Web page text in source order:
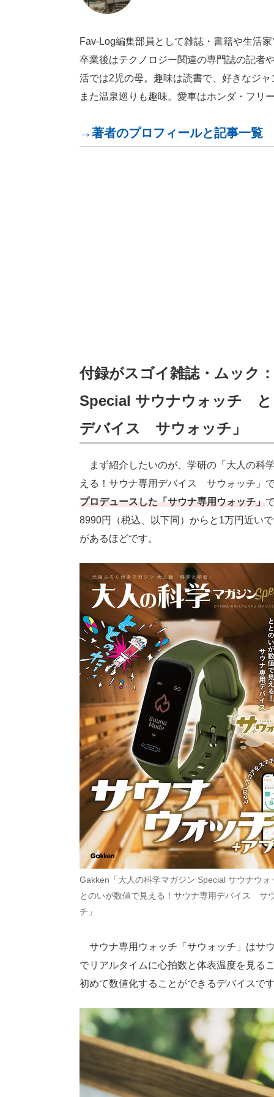
Fav-Log編集部員として雑誌・書籍や生活
卒業後はテクノロジー関連の専門誌の記者
活では2児の母。趣味は読書で、好きなジ
また温泉巡りも趣味。愛車はホンダ・フリ
→著者のプロフィールと記事一覧
付録がスゴイ雑誌・ムック
Special サウナウォッチ と
デバイス サウォッチ」
まず紹介したいのが、学研の「大人の科
える！サウナ専用デバイス サウォッチ」
プロデュースした「サウナ専用ウォッチ」
8990円（税込、以下同）からと1万円近い
があるほどです。
Gakken「大人の科学マガジン Special サウナウ
とのいが数値で見える！サウナ専用デバイス サ
チ」
サウナ専用ウォッチ「サウォッチ」はサ
でリアルタイムに心拍数と体表温度を見る
初めて数値化することができるデバイスで